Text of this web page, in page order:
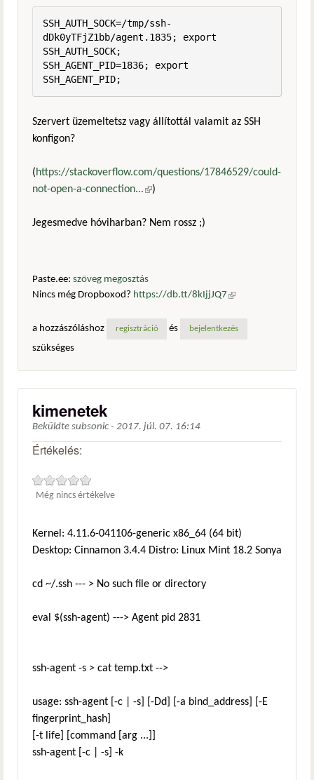
SSH_AUTH_SOCK=/tmp/ssh-
dDk0yTFjZ1bb/agent.1835; export
SSH_AUTH_SOCK;
SSH_AGENT_PID=1836; export
SSH_AGENT_PID;
Szervert üzemeltetsz vagy állítottál valamit az SSH
konfigon?
(https://stackoverflow.com/questions/17846529/could-
not-open-a-connection...(külső hivatkozás)
)
Jegesmedve hóviharban? Nem rossz ;)
Paste.ee: szöveg megosztás
Nincs még Dropboxod? https://db.tt/8kIjjJQ7 (külső
a hozzászóláshoz
regisztráció és bejelentkezés
szükséges
kimenetek
Beküldte subsonic - 2017. júl. 07. 16:14
Értékelés:
Még nincs értékelve
Kernel: 4.11.6-041106-generic x86_64 (64 bit)
Desktop: Cinnamon 3.4.4 Distro: Linux Mint 18.2 Sonya
cd ~/.ssh --- > No such file or directory
eval $(ssh-agent) ---> Agent pid 2831
ssh-agent -s > cat temp.txt -->
usage: ssh-agent [-c | -s] [-Dd] [-a bind_address] [-E
fingerprint_hash]
[-t life] [command [arg ...]]
ssh-agent [-c | -s] -k